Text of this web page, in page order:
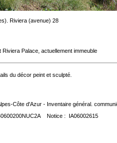
Riviera (avenue) 28
Palace, actuellement immeuble
du décor peint et sculpté.
Côte d'Azur - Inventaire général.
Notice : IA06002615